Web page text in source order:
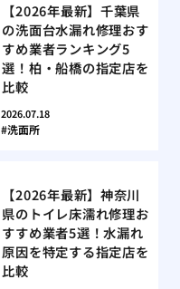
【2026年最新】千葉県
の洗面台水漏れ修理おす
すめ業者ランキング5
選！柏・船橋の指定店を
比較
2026.07.18
洗面所
【2026年最新】神奈川
県のトイレ床濡れ修理お
すすめ業者5選！水漏れ
原因を特定する指定店を
比較